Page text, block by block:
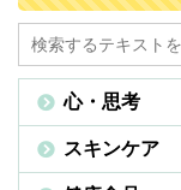
心・思考
スキンケア